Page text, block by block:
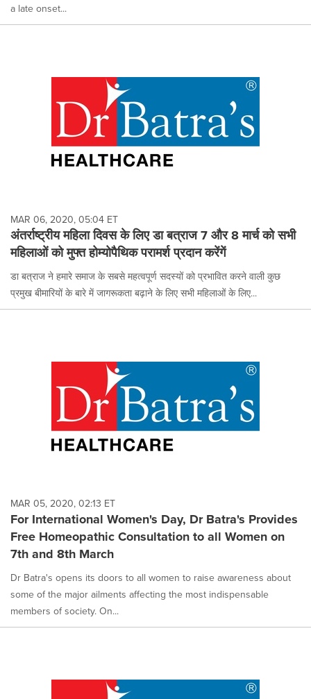
a late onset...
MAR 06, 2020, 05:04 ET
अंतर्राष्ट्रीय महिला दिवस के लिए डा बत्राज 7 और 8 मार्च को सभी
महिलाओं को मुफ्त होम्योपैथिक परामर्श प्रदान करेंगें
डा बत्राज ने हमारे समाज के सबसे महत्वपूर्ण सदस्यों को प्रभावित करने वाली कुछ
प्रमुख बीमारियों के बारे में जागरूकता बढ़ाने के लिए सभी महिलाओं के लिए...
MAR 05, 2020, 02:13 ET
For International Women's Day, Dr Batra's Provides
Free Homeopathic Consultation to all Women on
7th and 8th March
Dr Batra's opens its doors to all women to raise awareness about
some of the major ailments affecting the most indispensable
members of society. On...